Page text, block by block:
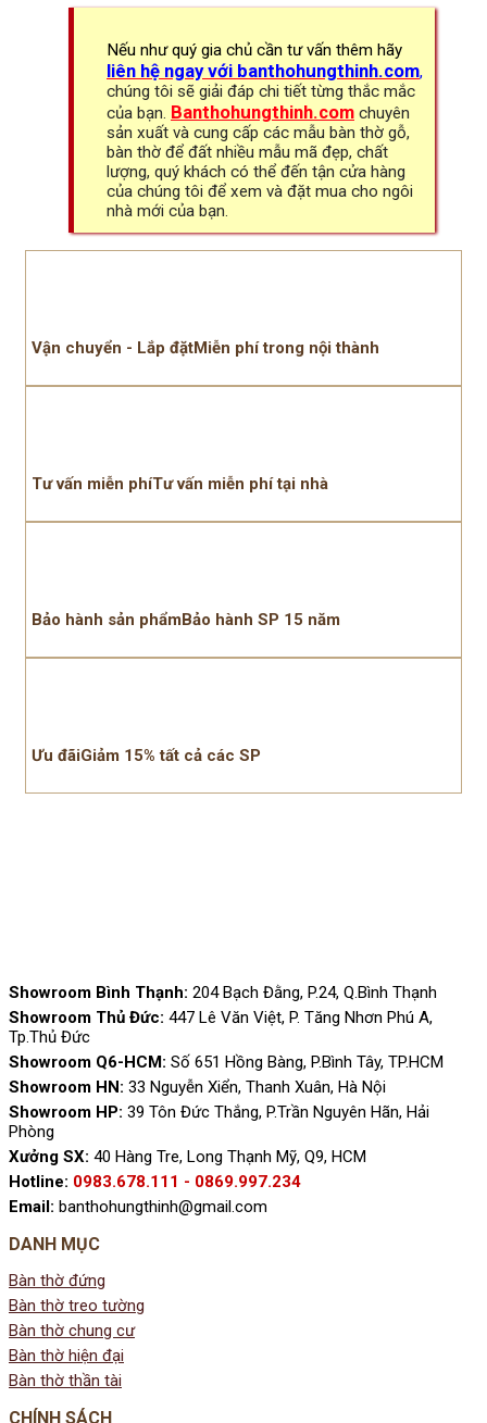
Nếu như quý gia chủ cần tư vấn thêm hãy
liên hệ ngay với banthohungthinh.com,
chúng tôi sẽ giải đáp chi tiết từng thắc mắc
của bạn. Banthohungthinh.com chuyên
sản xuất và cung cấp các mẫu bàn thờ gỗ,
bàn thờ để đất nhiều mẫu mã đẹp, chất
lượng, quý khách có thể đến tận cửa hàng
của chúng tôi để xem và đặt mua cho ngôi
nhà mới của bạn.
Vận chuyển - Lắp đặtMiễn phí trong nội thành
Tư vấn miễn phíTư vấn miễn phí tại nhà
Bảo hành sản phẩmBảo hành SP 15 năm
Ưu đãiGiảm 15% tất cả các SP
Showroom Bình Thạnh: 204 Bạch Đằng, P.24, Q.Bình Thạnh
Showroom Thủ Đức: 447 Lê Văn Việt, P. Tăng Nhơn Phú A,
Tp.Thủ Đức
Showroom Q6-HCM: Số 651 Hồng Bàng, P.Bình Tây, TP.HCM
Showroom HN: 33 Nguyễn Xiển, Thanh Xuân, Hà Nội
Showroom HP: 39 Tôn Đức Thắng, P.Trần Nguyên Hãn, Hải
Phòng
Xưởng SX: 40 Hàng Tre, Long Thạnh Mỹ, Q9, HCM
Hotline: 0983.678.111 - 0869.997.234
Email: banthohungthinh@gmail.com
DANH MỤC
Bàn thờ đứng
Bàn thờ treo tường
Bàn thờ chung cư
Bàn thờ hiện đại
Bàn thờ thần tài
CHÍNH SÁCH